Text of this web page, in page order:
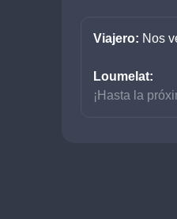
Viajero: Nos
Loumelat:
¡Hasta la